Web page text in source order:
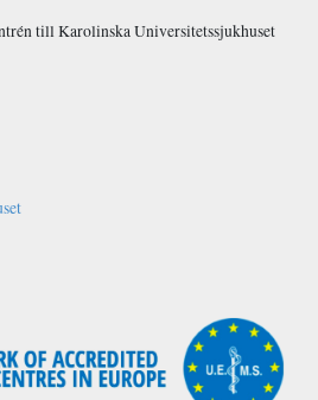
till Karolinska Universitetssjukhuset